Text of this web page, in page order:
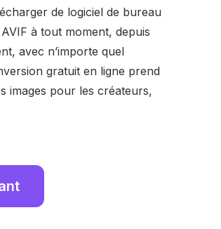
de logiciel de bureau
à tout moment, depuis
avec n’importe quel
gratuit en ligne prend
images pour les créateurs,